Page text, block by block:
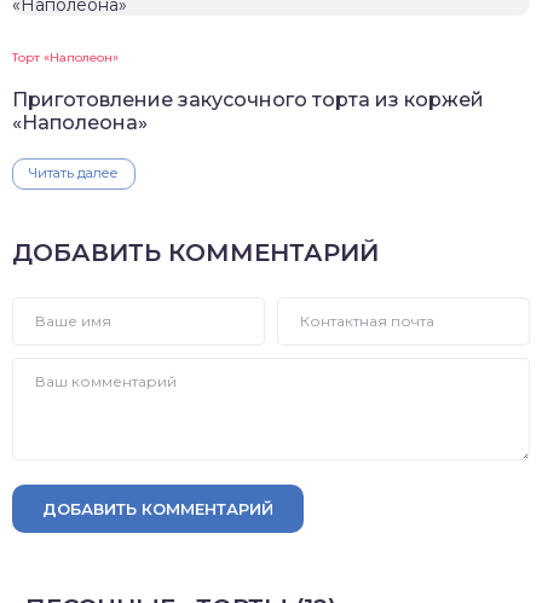
Торт «Наполеон»
Приготовление закусочного торта из коржей
«Наполеона»
Читать далее
ДОБАВИТЬ КОММЕНТАРИЙ
ДОБАВИТЬ КОММЕНТАРИЙ